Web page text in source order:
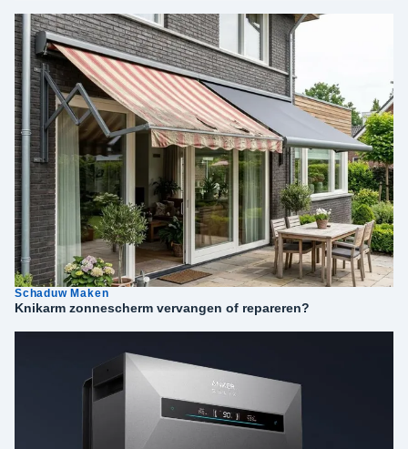
Schaduw Maken
Knikarm zonnescherm vervangen of repareren?